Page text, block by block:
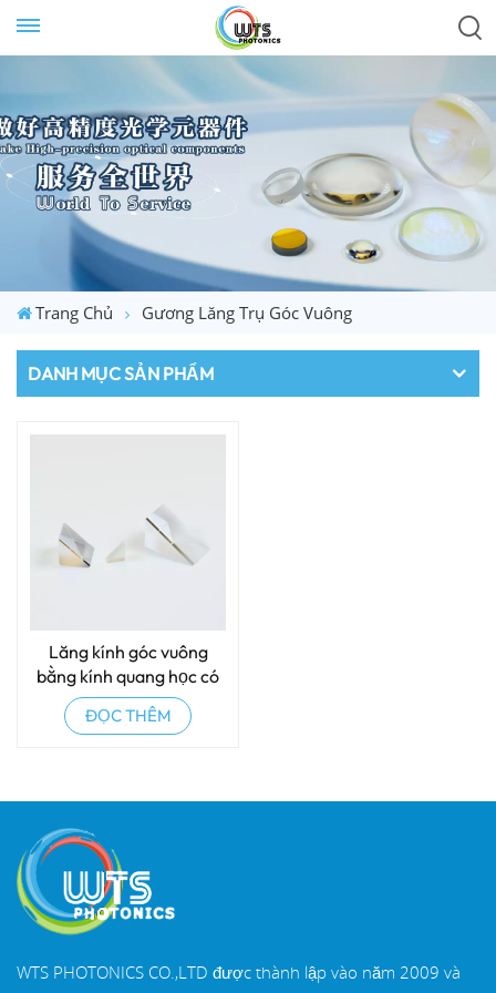
Trang Chủ Gương Lăng Trụ Góc Vuông
DANH MỤC SẢN PHẨM
Lăng kính góc vuông
bằng kính quang học có
độ chính xác cao
ĐỌC THÊM
WTS PHOTONICS CO.,LTD được thành lập vào năm 2009 và